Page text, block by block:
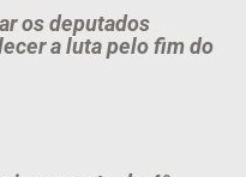
os deputados
a luta pelo fim do